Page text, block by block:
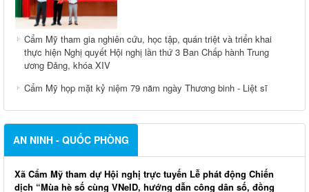
Cẩm Mỹ tham gia nghiên cứu, học tập, quán triệt và triển khai
thực hiện Nghị quyết Hội nghị lần thứ 3 Ban Chấp hành Trung
ương Đảng, khóa XIV
Cẩm Mỹ họp mặt kỷ niệm 79 năm ngày Thương binh - Liệt sĩ
AN NINH - QUỐC PHÒNG
Xã Cẩm Mỹ tham dự Hội nghị trực tuyến Lễ phát động Chiến
dịch “Mùa hè số cùng VNeID, hướng dẫn công dân số, đồng